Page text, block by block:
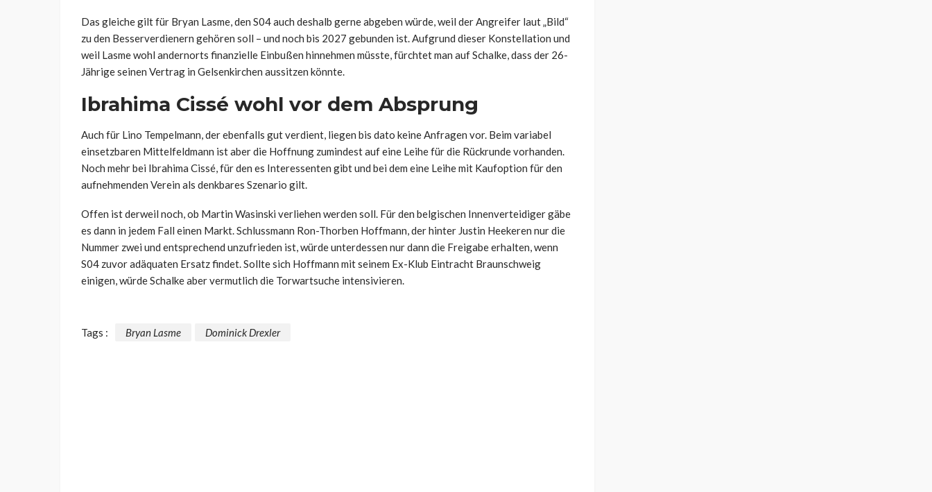
Das gleiche gilt für Bryan Lasme, den S04 auch deshalb gerne abgeben würde, weil der Angreifer laut „Bild“
zu den Besserverdienern gehören soll – und noch bis 2027 gebunden ist. Aufgrund dieser Konstellation und
weil Lasme wohl andernorts finanzielle Einbußen hinnehmen müsste, fürchtet man auf Schalke, dass der 26-
Jährige seinen Vertrag in Gelsenkirchen aussitzen könnte.
Ibrahima Cissé wohl vor dem Absprung
Auch für Lino Tempelmann, der ebenfalls gut verdient, liegen bis dato keine Anfragen vor. Beim variabel
einsetzbaren Mittelfeldmann ist aber die Hoffnung zumindest auf eine Leihe für die Rückrunde vorhanden.
Noch mehr bei Ibrahima Cissé, für den es Interessenten gibt und bei dem eine Leihe mit Kaufoption für den
aufnehmenden Verein als denkbares Szenario gilt.
Offen ist derweil noch, ob Martin Wasinski verliehen werden soll. Für den belgischen Innenverteidiger gäbe
es dann in jedem Fall einen Markt. Schlussmann Ron-Thorben Hoffmann, der hinter Justin Heekeren nur die
Nummer zwei und entsprechend unzufrieden ist, würde unterdessen nur dann die Freigabe erhalten, wenn
S04 zuvor adäquaten Ersatz findet. Sollte sich Hoffmann mit seinem Ex-Klub Eintracht Braunschweig
einigen, würde Schalke aber vermutlich die Torwartsuche intensivieren.
Tags : Bryan Lasme Dominick Drexler